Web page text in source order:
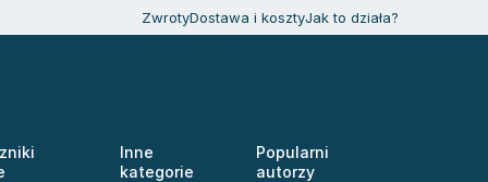
ZwrotyDostawa i kosztyJak to działa?
Inne
kategorie
Popularni
autorzy